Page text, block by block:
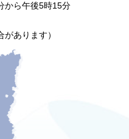
から午後5時15分
あります）